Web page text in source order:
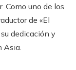
Como uno de los
de «El
dedicación y
Asia.